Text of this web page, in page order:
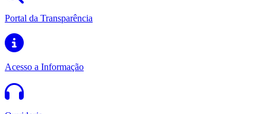
Portal da Transparência
Acesso a Informação